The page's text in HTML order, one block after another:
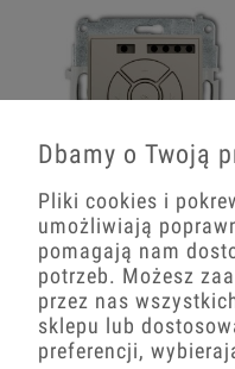
Karlik Seria Mini Mechanizm
elektronicznego sterownika
roletowego (sterowanie lokalne i
pilotem, sterowanie strefą,
dodatkowy przycisk) kolor taupe
symbol 60MSR-3A
503,09 zł
Dbamy o Twoją
Pliki cookies i
umożliwiają
pomagają nam
potrzeb. Możesz
przez nas
sklepu lub
preferencji,